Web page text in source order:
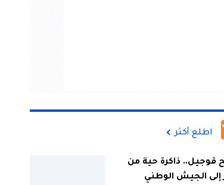
اطلع أكثر
قوجيل.. ذاكرة حية من
إلى الجيش الوطني